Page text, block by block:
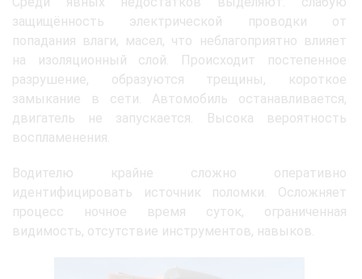
защищённость электрической проводки от
попадания влаги, масел, что неблагоприятно влияет
на изоляционный слой. Происходит постепенное
разрушение, образуются трещины, короткое
замыкание в сети. Автомобиль останавливается,
двигатель не запускается. Высока вероятность
воспламенения.
Водителю крайне сложно оперативно
идентифицировать источник поломки. Осложняет
процесс ночное время суток, ограниченная
видимость, отсутствие инструментов, навыков.